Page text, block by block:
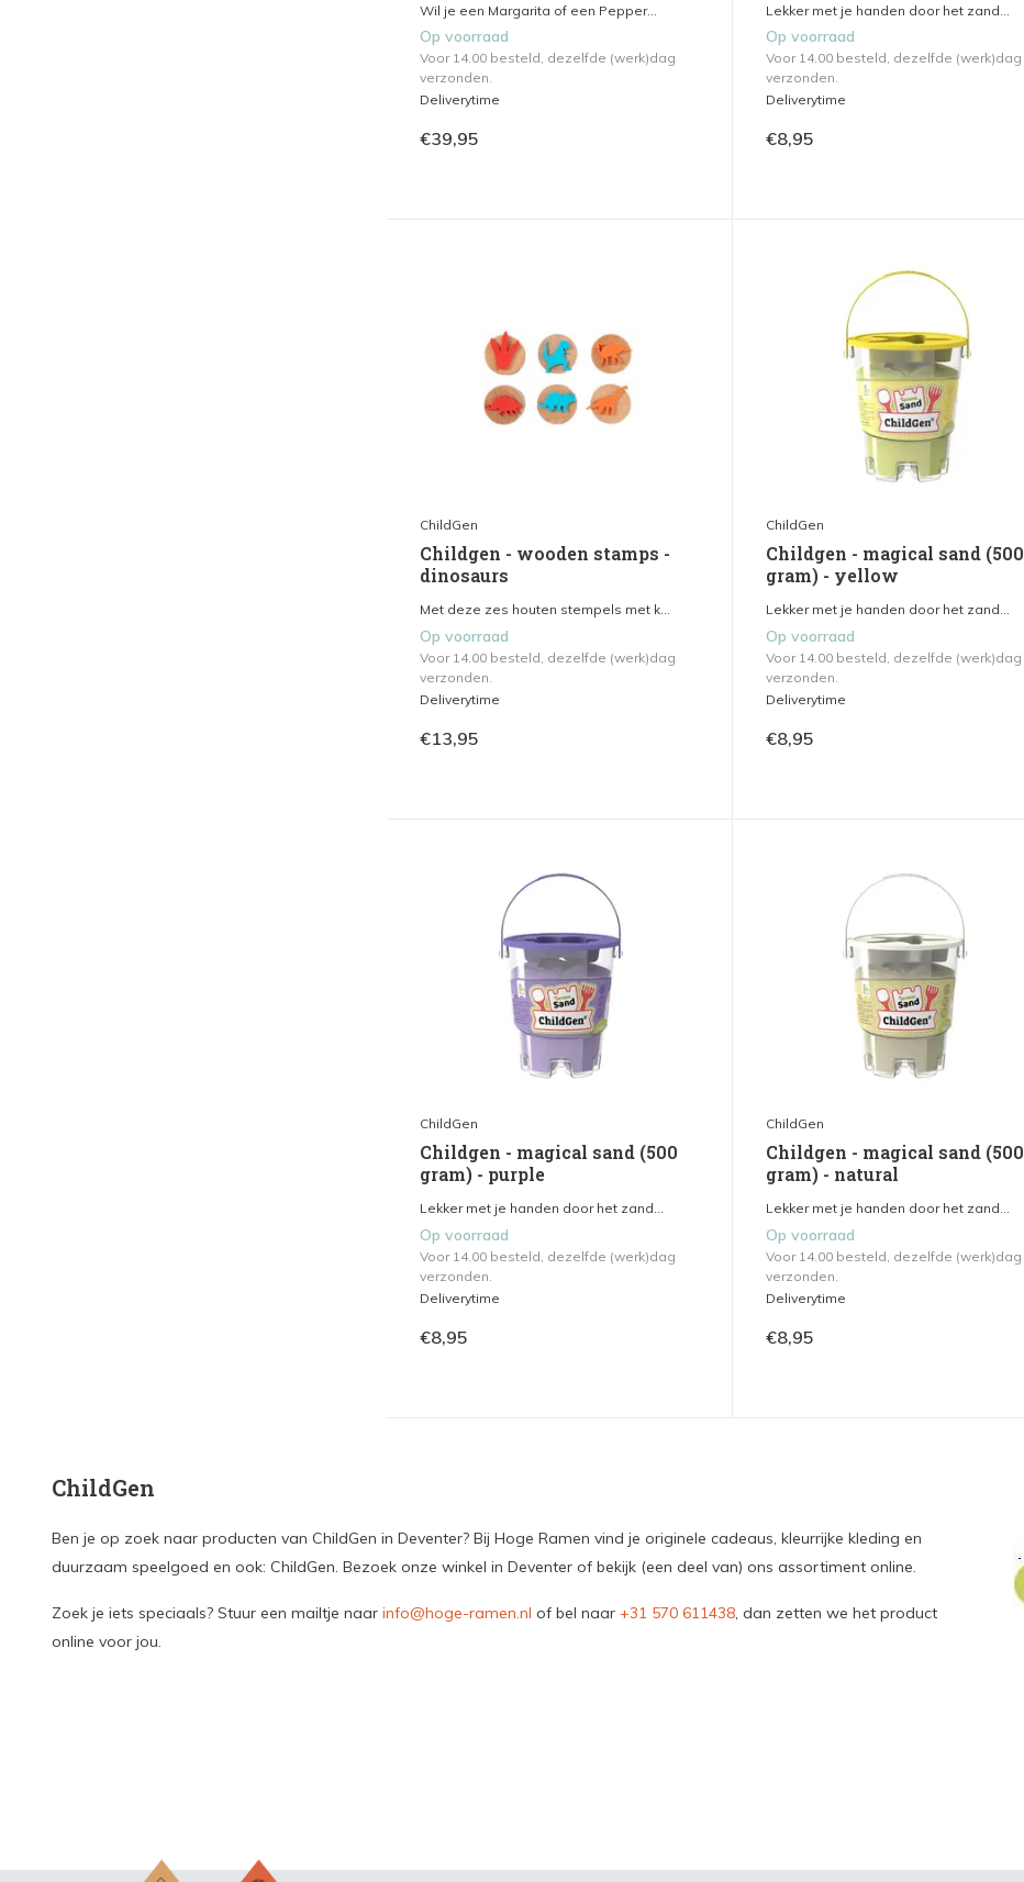
Wil je een Margarita of een Pepper...
Op voorraad
Voor 14.00 besteld, dezelfde (werk)dag
verzonden.
Deliverytime
€39,95
Lekker met je handen door het zand...
Op voorraad
Voor 14.00 besteld, dezelfde (werk)dag
verzonden.
Deliverytime
€8,95
ChildGen
Childgen - wooden stamps -
dinosaurs
Met deze zes houten stempels met k...
Op voorraad
Voor 14.00 besteld, dezelfde (werk)dag
verzonden.
Deliverytime
€13,95
ChildGen
Childgen - magical sand (500
gram) - yellow
Lekker met je handen door het zand...
Op voorraad
Voor 14.00 besteld, dezelfde (werk)dag
verzonden.
Deliverytime
€8,95
ChildGen
Childgen - magical sand (500
gram) - purple
Lekker met je handen door het zand...
Op voorraad
Voor 14.00 besteld, dezelfde (werk)dag
verzonden.
Deliverytime
€8,95
ChildGen
Childgen - magical sand (500
gram) - natural
Lekker met je handen door het zand...
Op voorraad
Voor 14.00 besteld, dezelfde (werk)dag
verzonden.
Deliverytime
€8,95
ChildGen
Ben je op zoek naar producten van ChildGen in Deventer? Bij Hoge Ramen vind je originele cadeaus, kleurrijke kleding en
duurzaam speelgoed en ook: ChildGen. Bezoek onze winkel in Deventer of bekijk (een deel van) ons assortiment online.
Zoek je iets speciaals? Stuur een mailtje naar info@hoge-ramen.nl of bel naar +31 570 611438, dan zetten we het product
online voor jou.